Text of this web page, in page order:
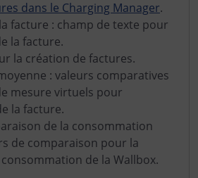
dans le Charging Manager.
facture : champ de texte pour
la facture.
la création de factures.
: valeurs comparatives
mesure virtuels pour
la facture.
de la consommation
de comparaison pour la
de la Wallbox.